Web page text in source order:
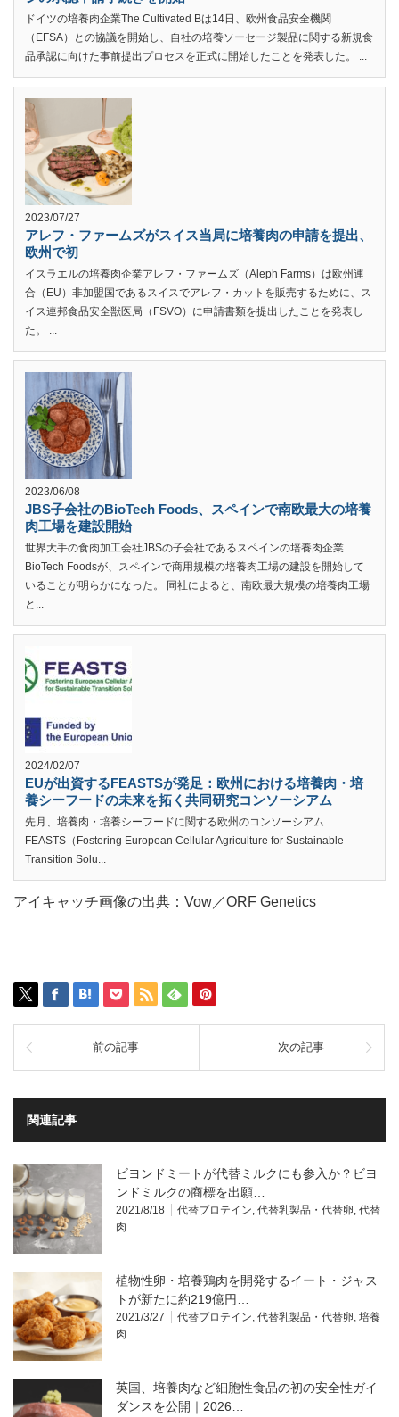
ドイツの培養肉企業The Cultivated Bは14日、欧州食品安全機関
（EFSA）との協議を開始し、自社の培養ソーセージ製品に関する新規食
品承認に向けた事前提出プロセスを正式に開始したことを発表した。 ...
2023/07/27
アレフ・ファームズがスイス当局に培養肉の申請を提出、
欧州で初
イスラエルの培養肉企業アレフ・ファームズ（Aleph Farms）は欧州連
合（EU）非加盟国であるスイスでアレフ・カットを販売するために、ス
イス連邦食品安全獣医局（FSVO）に申請書類を提出したことを発表し
た。 ...
2023/06/08
JBS子会社のBioTech Foods、スペインで南欧最大の培養
肉工場を建設開始
世界大手の食肉加工会社JBSの子会社であるスペインの培養肉企業
BioTech Foodsが、スペインで商用規模の培養肉工場の建設を開始して
いることが明らかになった。 同社によると、南欧最大規模の培養肉工場
と...
2024/02/07
EUが出資するFEASTSが発足：欧州における培養肉・培
養シーフードの未来を拓く共同研究コンソーシアム
先月、培養肉・培養シーフードに関する欧州のコンソーシアム
FEASTS（Fostering European Cellular Agriculture for Sustainable
Transition Solu...
アイキャッチ画像の出典：Vow／ORF Genetics
前の記事 次の記事
関連記事
ビヨンドミートが代替ミルクにも参入か？ビヨ
ンドミルクの商標を出願…
2021/8/18 代替プロテイン, 代替乳製品・代替卵, 代替
肉
植物性卵・培養鶏肉を開発するイート・ジャス
トが新たに約219億円…
2021/3/27 代替プロテイン, 代替乳製品・代替卵, 培養
肉
英国、培養肉など細胞性食品の初の安全性ガイ
ダンスを公開｜2026…